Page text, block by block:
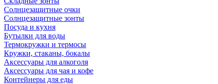
Солнцезащитные очки
Солнцезащитные зонты
Посуда и кухня
Бутылки для воды
Термокружки и термосы
Кружки, стаканы, бокалы
Аксессуары для алкоголя
Аксессуары для чая и кофе
Контейнеры для еды